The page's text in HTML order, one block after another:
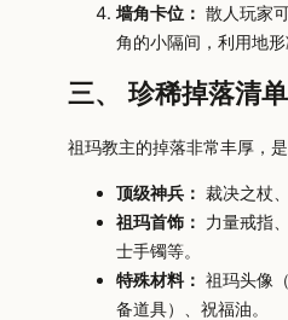
墙角卡位： 散人玩家
角的小隔间，利用地形
三、 珍稀掉落清单
祖玛教主的掉落非常丰厚，
顶级神兵： 裁决之杖
祖玛首饰： 力量戒指
士手镯等。
特殊材料： 祖玛头像（
备道具）、祝福油。